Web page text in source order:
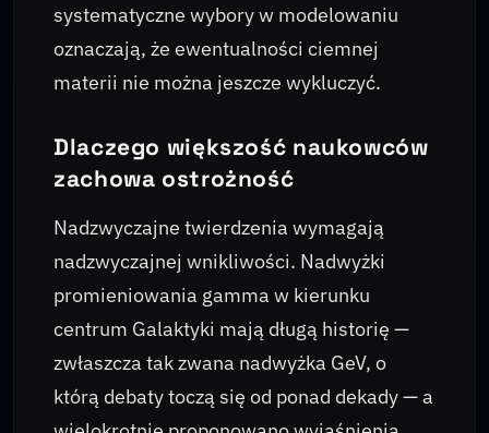
systematyczne wybory w modelowaniu
oznaczają, że ewentualności ciemnej
materii nie można jeszcze wykluczyć.
Dlaczego większość naukowców
zachowa ostrożność
Nadzwyczajne twierdzenia wymagają
nadzwyczajnej wnikliwości. Nadwyżki
promieniowania gamma w kierunku
centrum Galaktyki mają długą historię —
zwłaszcza tak zwana nadwyżka GeV, o
którą debaty toczą się od ponad dekady — a